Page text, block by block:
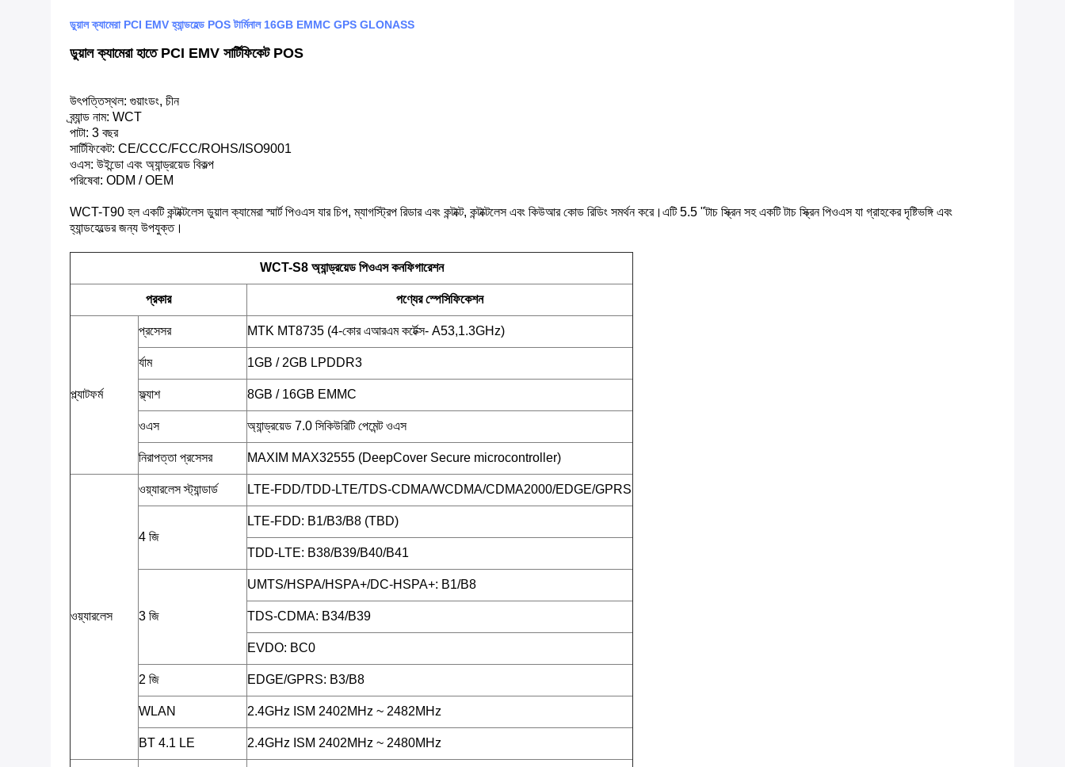
ডুয়াল ক্যামেরা PCI EMV হ্যান্ডহেল্ড POS টার্মিনাল 16GB EMMC GPS GLONASS
ডুয়াল ক্যামেরা হাতে PCI EMV সার্টিফিকেট POS
উৎপত্তিস্থল: গুয়াংডং, চীন
ব্র্যান্ড নাম: WCT
পাটা: 3 বছর
সার্টিফিকেট: CE/CCC/FCC/ROHS/ISO9001
ওএস: উইন্ডো এবং অ্যান্ড্রয়েড বিকল্প
পরিষেবা: ODM / OEM
WCT-T90 হল একটি কন্টাক্টলেস ডুয়াল ক্যামেরা স্মার্ট পিওএস যার চিপ, ম্যাগস্ট্রিপ রিডার এবং কন্টাক্ট, কন্টাক্টলেস এবং কিউআর কোড রিডিং সমর্থন করে।এটি 5.5 "টাচ স্ক্রিন সহ একটি টাচ স্ক্রিন পিওএস যা গ্রাহকের দৃষ্টিভঙ্গি এবং
হ্যান্ডহেল্ডের জন্য উপযুক্ত।
WCT-S8 অ্যান্ড্রয়েড পিওএস কনফিগারেশন
প্রকার পণ্যের স্পেসিফিকেশন
প্ল্যাটফর্ম
প্রসেসর MTK MT8735 (4-কোর এআরএম কর্টেক্স- A53,1.3GHz)
র্যাম 1GB / 2GB LPDDR3
ফ্ল্যাশ 8GB / 16GB EMMC
ওএস অ্যান্ড্রয়েড 7.0 সিকিউরিটি পেমেন্ট ওএস
নিরাপত্তা প্রসেসর MAXIM MAX32555 (DeepCover Secure microcontroller)
ওয়্যারলেস
ওয়্যারলেস স্ট্যান্ডার্ড LTE-FDD/TDD-LTE/TDS-CDMA/WCDMA/CDMA2000/EDGE/GPRS
4 জি
LTE-FDD: B1/B3/B8 (TBD)
TDD-LTE: B38/B39/B40/B41
3 জি
UMTS/HSPA/HSPA+/DC-HSPA+: B1/B8
TDS-CDMA: B34/B39
EVDO: BC0
2 জি EDGE/GPRS: B3/B8
WLAN 2.4GHz ISM 2402MHz ~ 2482MHz
BT 4.1 LE 2.4GHz ISM 2402MHz ~ 2480MHz